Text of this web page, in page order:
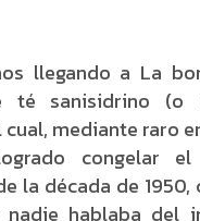
llegando a La
té sanisidrino (o
mediante raro
congelar
la década de
hablaba del